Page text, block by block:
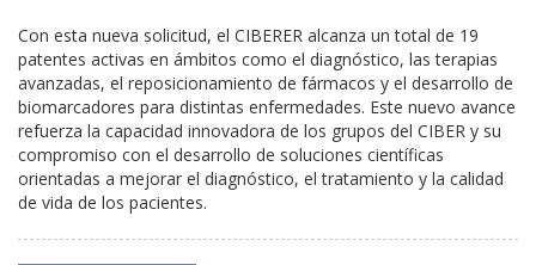
Con esta nueva solicitud, el CIBERER alcanza un total de 19
patentes activas en ámbitos como el diagnóstico, las terapias
avanzadas, el reposicionamiento de fármacos y el desarrollo de
biomarcadores para distintas enfermedades. Este nuevo avance
refuerza la capacidad innovadora de los grupos del CIBER y su
compromiso con el desarrollo de soluciones científicas
orientadas a mejorar el diagnóstico, el tratamiento y la calidad
de vida de los pacientes.